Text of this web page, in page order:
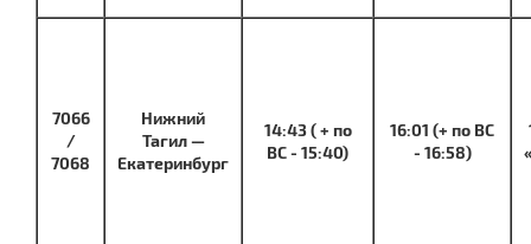
7066
/
7068
Нижний
Тагил —
Екатеринбург
14:43 ( + по
ВС - 15:40)
16:01 (+ по ВС
- 16:58)